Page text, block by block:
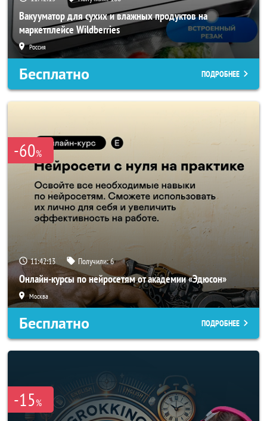
Вакууматор для сухих и влажных продуктов на
маркетплейсе Wildberries
Россия
Бесплатно ПОДРОБНЕЕ
-60%
11:42:11 Получили:6
Онлайн-курсы по нейросетям от академии «Эдюсон»
Москва
Бесплатно ПОДРОБНЕЕ
-15%